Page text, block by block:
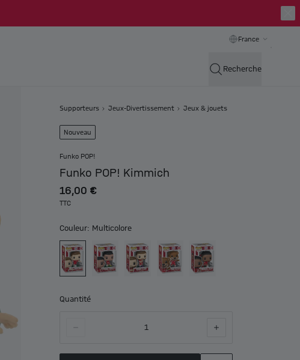
France
Recherche
Supporteurs Jeux-Divertissement Jeux & jouets
Nouveau
Funko POP!
Funko POP! Kimmich
16,00 €
TTC
Couleur: Multicolore
Quantité
1